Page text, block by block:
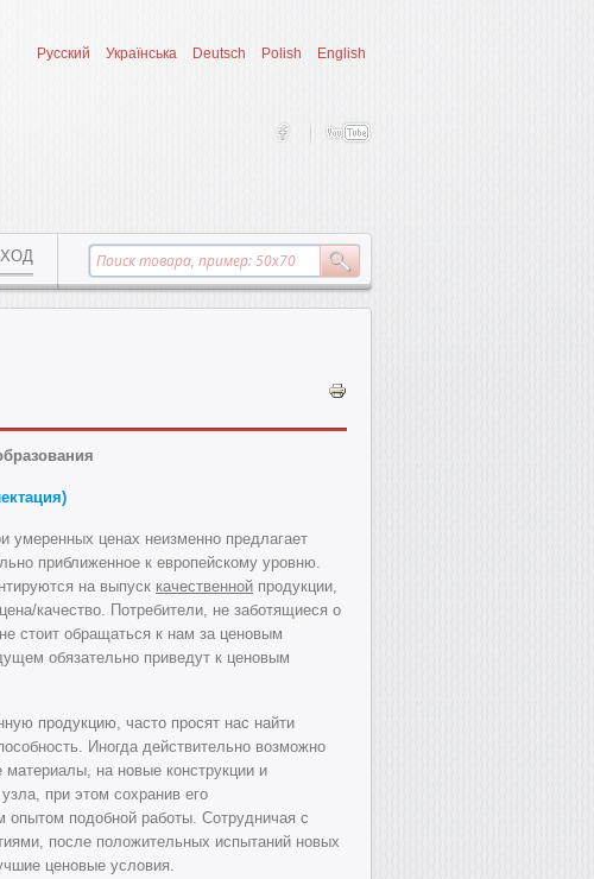
Русский Українська Deutsch Polish English
умеренных ценах неизменно предлагает
приближенное к европейскому уровню.
на выпуск качественной продукции,
качество. Потребители, не заботящиеся о
стоит обращаться к нам за ценовым
обязательно приведут к ценовым
продукцию, часто просят нас найти
Иногда действительно возможно
на новые конструкции и
при этом сохранив его
опытом подобной работы. Сотрудничая с
после положительных испытаний новых
ценовые условия.